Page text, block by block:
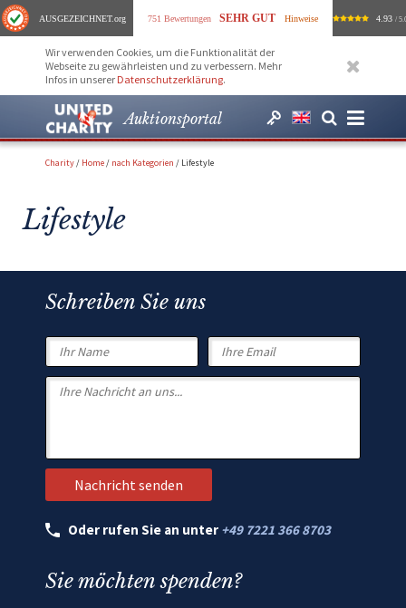
AUSGEZEICHNET.org 751 Bewertungen SEHR GUT Hinweise 4.93 /
Wir verwenden Cookies, um die Funktionalität der
Webseite zu gewährleisten und zu verbessern. Mehr
Infos in unserer Datenschutzerklärung.
Auktionsportal
Charity/ Home/ nach Kategorien / Lifestyle
Lifestyle
Schreiben Sie uns
Oder rufen Sie an unter +49 7221 366 8703
Sie möchten spenden?